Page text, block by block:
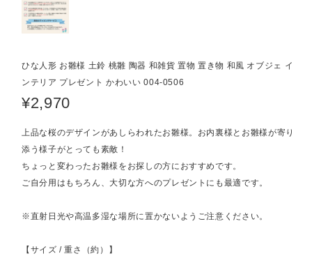
ひな人形 お雛様 土鈴 桃雛 陶器 和雑貨 置物 置き物 和風 オブジェ イ
ンテリア プレゼント かわいい 004-0506
¥2,970
上品な桜のデザインがあしらわれたお雛様。お内裏様とお雛様が寄り
添う様子がとっても素敵！
ちょっと変わったお雛様をお探しの方におすすめです。
ご自分用はもちろん、大切な方へのプレゼントにも最適です。
※直射日光や高温多湿な場所に置かないようご注意ください。
【サイズ / 重さ（約）】